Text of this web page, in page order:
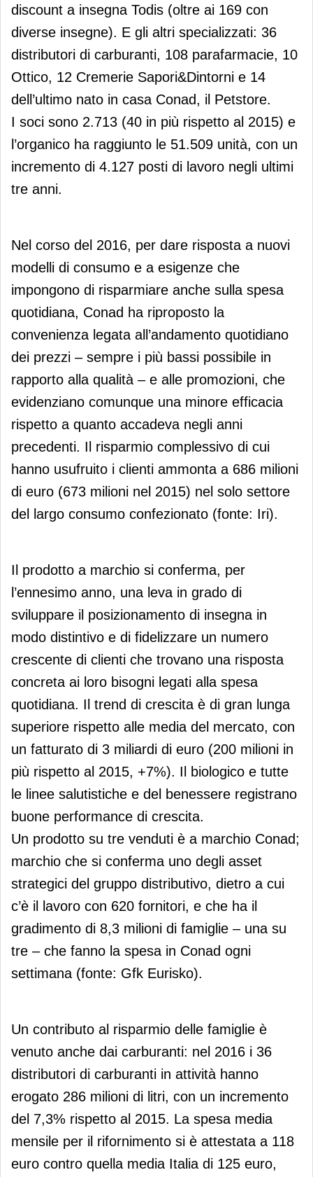
discount a insegna Todis (oltre ai 169 con
diverse insegne). E gli altri specializzati: 36
distributori di carburanti, 108 parafarmacie, 10
Ottico, 12 Cremerie Sapori&Dintorni e 14
dell’ultimo nato in casa Conad, il Petstore.
I soci sono 2.713 (40 in più rispetto al 2015) e
l’organico ha raggiunto le 51.509 unità, con un
incremento di 4.127 posti di lavoro negli ultimi
tre anni.
Nel corso del 2016, per dare risposta a nuovi
modelli di consumo e a esigenze che
impongono di risparmiare anche sulla spesa
quotidiana, Conad ha riproposto la
convenienza legata all’andamento quotidiano
dei prezzi – sempre i più bassi possibile in
rapporto alla qualità – e alle promozioni, che
evidenziano comunque una minore efficacia
rispetto a quanto accadeva negli anni
precedenti. Il risparmio complessivo di cui
hanno usufruito i clienti ammonta a 686 milioni
di euro (673 milioni nel 2015) nel solo settore
del largo consumo confezionato (fonte: Iri).
Il prodotto a marchio si conferma, per
l’ennesimo anno, una leva in grado di
sviluppare il posizionamento di insegna in
modo distintivo e di fidelizzare un numero
crescente di clienti che trovano una risposta
concreta ai loro bisogni legati alla spesa
quotidiana. Il trend di crescita è di gran lunga
superiore rispetto alle media del mercato, con
un fatturato di 3 miliardi di euro (200 milioni in
più rispetto al 2015, +7%). Il biologico e tutte
le linee salutistiche e del benessere registrano
buone performance di crescita.
Un prodotto su tre venduti è a marchio Conad;
marchio che si conferma uno degli asset
strategici del gruppo distributivo, dietro a cui
c’è il lavoro con 620 fornitori, e che ha il
gradimento di 8,3 milioni di famiglie – una su
tre – che fanno la spesa in Conad ogni
settimana (fonte: Gfk Eurisko).
Un contributo al risparmio delle famiglie è
venuto anche dai carburanti: nel 2016 i 36
distributori di carburanti in attività hanno
erogato 286 milioni di litri, con un incremento
del 7,3% rispetto al 2015. La spesa media
mensile per il rifornimento si è attestata a 118
euro contro quella media Italia di 125 euro,